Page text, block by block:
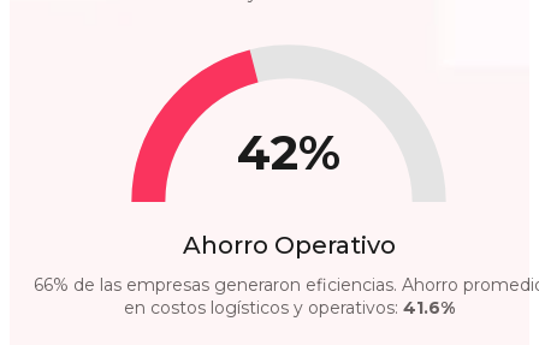
42%
Ahorro Operativo
66% de las empresas generaron eficiencias. Ahorro
en costos logísticos y operativos: 41.6%